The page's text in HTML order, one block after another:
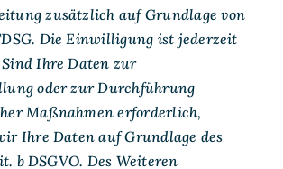
zusätzlich auf Grundlage von
Die Einwilligung ist jederzeit
Ihre Daten zur
oder zur Durchführung
Maßnahmen erforderlich,
Ihre Daten auf Grundlage des
b DSGVO. Des Weiteren